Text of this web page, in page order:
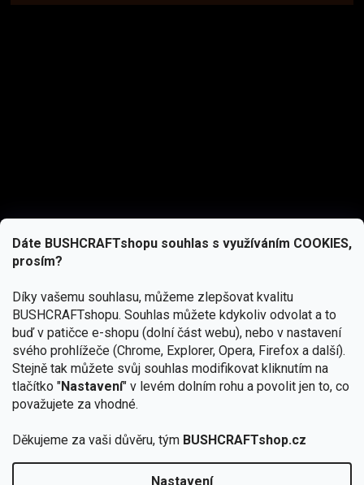
Dáte BUSHCRAFTshopu souhlas s využíváním COOKIES,
prosím?
Díky vašemu souhlasu, můžeme zlepšovat kvalitu
BUSHCRAFTshopu. Souhlas můžete kdykoliv odvolat a to
buď v patičce e-shopu (dolní část webu), nebo v nastavení
svého prohlížeče (Chrome, Explorer, Opera, Firefox a další).
Stejně tak můžete svůj souhlas modifikovat kliknutím na
tlačítko "Nastavení" v levém dolním rohu a povolit jen to, co
považujete za vhodné.
Děkujeme za vaši důvěru, tým BUSHCRAFTshop.cz
Nastavení
podmínkami ochrany osobních údajů